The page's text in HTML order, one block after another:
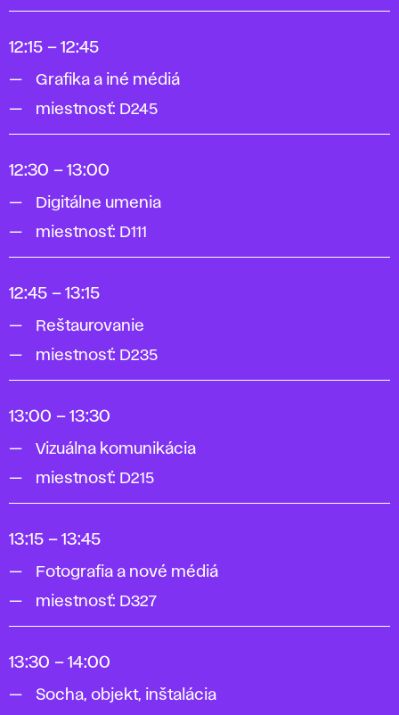
12:15 – 12:45
Grafika a iné médiá
miestnosť: D245
12:30 – 13:00
Digitálne umenia
miestnosť: D111
12:45 – 13:15
Reštaurovanie
miestnosť: D235
13:00 – 13:30
Vizuálna komunikácia
miestnosť: D215
13:15 – 13:45
Fotografia a nové médiá
miestnosť: D327
13:30 – 14:00
Socha, objekt, inštalácia